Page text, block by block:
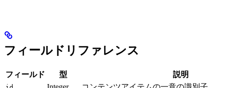
フィールドリファレンス
フィールド 型 説明